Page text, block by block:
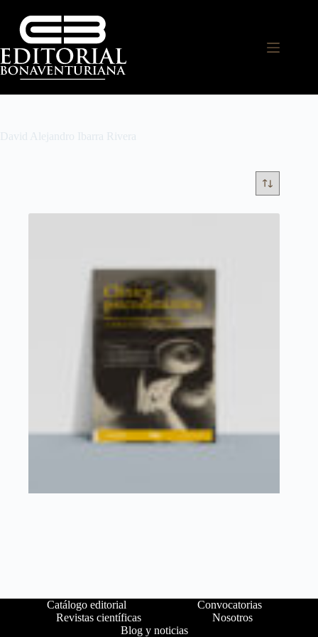
David Alejandro Ibarra Rivera
Catálogo editorial
Convocatorias
Revistas científicas
Nosotros
Blog y noticias